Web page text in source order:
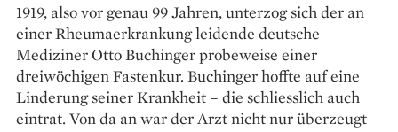
1919, also vor genau 99 Jahren, unterzog sich der an
einer Rheumaerkrankung leidende deutsche
Mediziner Otto Buchinger probeweise einer
dreiwöchigen Fastenkur. Buchinger hoffte auf eine
Linderung seiner Krankheit – die schliesslich auch
eintrat. Von da an war der Arzt nicht nur überzeugt